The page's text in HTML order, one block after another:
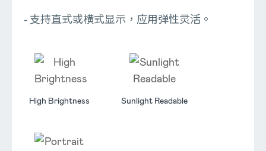
支持直式或横式显示，应用弹性灵活。
High Brightness Sunlight Readable